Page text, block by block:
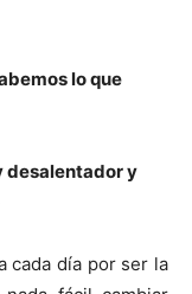
lo que
desalentador y
cada día por ser la